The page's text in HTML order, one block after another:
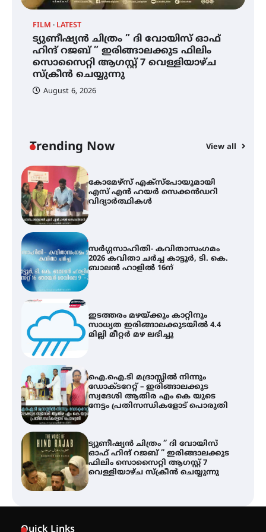
FILM LATEST
ട്യുണീഷ്യൻ ചിത്രം ” ദി വോയിസ് ഓഫ്
ഹിന്ദ് റജബ് ” ഇരിങ്ങാലക്കുട ഫിലിം
സൊസൈറ്റി ആഗസ്റ്റ് 7 വെള്ളിയാഴ്ച
സ്‌ക്രീൻ ചെയ്യുന്നു
August 6, 2026
Trending Now View all
നേട്ടം പ്രതിസന്ധികളോട് പൊരുതി
ട്യുണീഷ്യൻ ചിത്രം ” ദി വോയിസ്
ഓഫ് ഹിന്ദ് റജബ് ” ഇരിങ്ങാലക്കുട
ഫിലിം സൊസൈറ്റി ആഗസ്റ്റ് 7
വെള്ളിയാഴ്ച സ്‌ക്രീൻ ചെയ്യുന്നു
കോമേഴ്സ് എക്സ്പോയുമായി
എസ് എൻ ഹയർ സെക്കൻഡറി
വിദ്യാർത്ഥികൾ
സർഗ്ഗസാഹിതി- കവിതാസംഗമം
2026 കവിതാ ചർച്ച കാട്ടൂർ, ടി. കെ.
ബാലൻ ഹാളിൽ 16ന്
ഇടത്തരം മഴയ്ക്കും കാറ്റിനും
സാധ്യത ഇരിങ്ങാലക്കുടയിൽ 4.4
മില്ലി മീറ്റർ മഴ ലഭിച്ചു
ഐ.ഐ.ടി മദ്രാസ്സിൽ നിന്നും
ഡോക്ടറേറ്റ് – ഇരിങ്ങാലക്കുട
സ്വദേശി ആതിര എം കെ യുടെ
നേട്ടം പ്രതിസന്ധികളോട് പൊരുതി
ട്യുണീഷ്യൻ ചിത്രം ” ദി വോയിസ്
ഓഫ് ഹിന്ദ് റജബ് ” ഇരിങ്ങാലക്കുട
ഫിലിം സൊസൈറ്റി ആഗസ്റ്റ് 7
വെള്ളിയാഴ്ച സ്‌ക്രീൻ ചെയ്യുന്നു